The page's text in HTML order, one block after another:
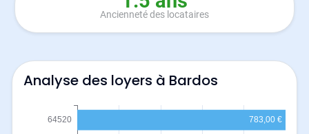
Ancienneté des locataires
Analyse des loyers à Bardos